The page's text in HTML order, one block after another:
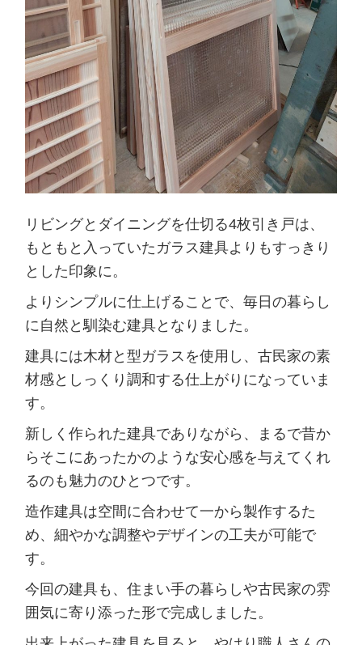
リビングとダイニングを仕切る4枚引き戸は、
もともと入っていたガラス建具よりもすっきり
とした印象に。
よりシンプルに仕上げることで、毎日の暮らし
に自然と馴染む建具となりました。
建具には木材と型ガラスを使用し、古民家の素
材感としっくり調和する仕上がりになっていま
す。
新しく作られた建具でありながら、まるで昔か
らそこにあったかのような安心感を与えてくれ
るのも魅力のひとつです。
造作建具は空間に合わせて一から製作するた
め、細やかな調整やデザインの工夫が可能で
す。
今回の建具も、住まい手の暮らしや古民家の雰
囲気に寄り添った形で完成しました。